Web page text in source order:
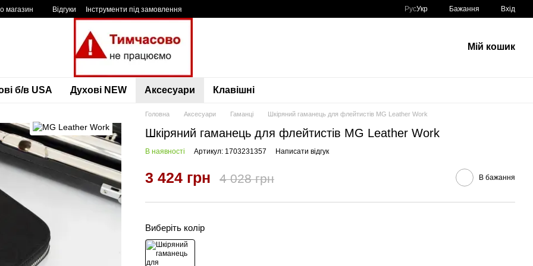
магазин Відгуки Інструменти під замовлення РусУкр Бажання Вхід
Мій кошик
б/в USA Духові NEW Аксесуари Клавішні
Головна Аксесуари Гаманці Шкіряний гаманець для флейтистів MG Leather Work
Шкіряний гаманець для флейтистів MG Leather Work
В наявності Артикул: 1703231357 Написати відгук
3 424 грн 4 028 грн В бажання
Виберіть колір